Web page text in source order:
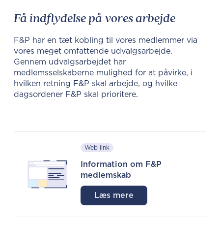
Få indflydelse på vores arbejde
F&P har en tæt kobling til vores medlemmer via
vores meget omfattende udvalgsarbejde.
Gennem udvalgsarbejdet har
medlemsselskaberne mulighed for at påvirke, i
hvilken retning F&P skal arbejde, og hvilke
dagsordener F&P skal prioritere.
Web link
Information om F&P
medlemskab
Læs mere